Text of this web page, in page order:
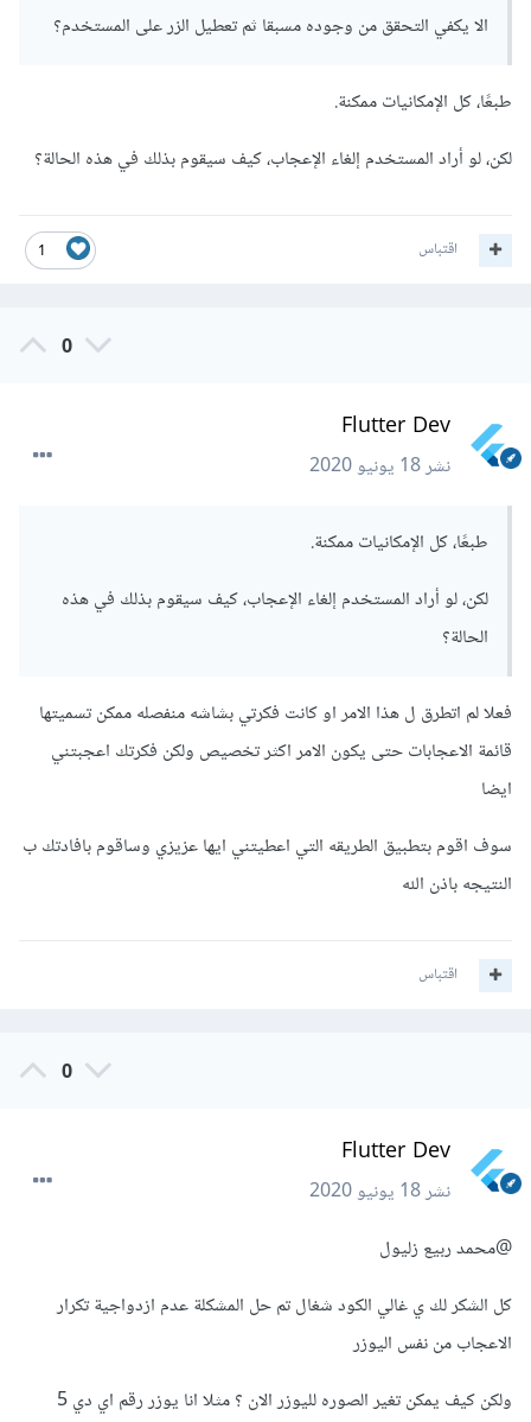
السطر في قاعدة البيانات.
VALUES ( x, y );
والمستخدم.
الا يكفي التحقق من وجوده مسبقا ثم تعطيل الزر على المستخدم؟
طبعًا، كل الإمكانيات ممكنة.
لكن، لو أراد المستخدم إلغاء الإعجاب، كيف سيقوم بذلك في هذه الحالة؟
1 اقتباس
0
Flutter Dev
نشر18 يونيو 2020
طبعًا، كل الإمكانيات ممكنة.
لكن، لو أراد المستخدم إلغاء الإعجاب، كيف سيقوم بذلك في هذه
الحالة؟
فعلا لم اتطرق ل هذا الامر او كانت فكرتي بشاشه منفصله ممكن تسميتها
قائمة الاعجابات حتى يكون الامر اكثر تخصيص ولكن فكرتك اعجبتني
ايضا
سوف اقوم بتطبيق الطريقه التي اعطيتني ايها عزيزي وساقوم بافادتك ب
النتيجه باذن الله
اقتباس
0
Flutter Dev
نشر18 يونيو 2020
@محمد ربيع زليول
كل الشكر لك ي غالي الكود شغال تم حل المشكلة عدم ازدواجية تكرار
الاعجاب من نفس اليوزر
ولكن كيف يمكن تغير الصوره لليوزر الان ؟ مثلا انا يوزر رقم اي دي 5